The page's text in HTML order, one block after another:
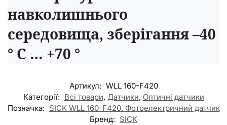
навколишнього
середовища, зберігання –40
° C … +70 °
Артикул: WLL 160-F420
Категорії: Всі товари, Датчики, Оптичні датчики
Позначка: SICK WLL 160-F420. Фотоелектричний датчик
Бренд: SICK